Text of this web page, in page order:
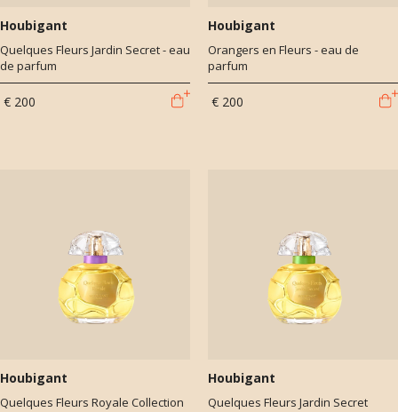
Houbigant
Quelques Fleurs Jardin Secret - eau
de parfum
€ 200
Houbigant
Orangers en Fleurs - eau de
parfum
€ 200
Houbigant
Quelques Fleurs Royale Collection
Houbigant
Quelques Fleurs Jardin Secret